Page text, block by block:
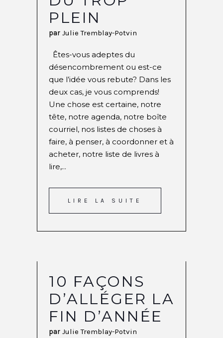
PLEIN
par Julie Tremblay-Potvin
Êtes-vous adeptes du
désencombrement ou est-ce
que l’idée vous rebute? Dans les
deux cas, je vous comprends!
Une chose est certaine, notre
tête, notre agenda, notre boîte
courriel, nos listes de choses à
faire, à penser, à coordonner et à
acheter, notre liste de livres à
lire,...
LIRE LA SUITE
10 FAÇONS
D’ALLÉGER LA
FIN D’ANNÉE
par Julie Tremblay-Potvin